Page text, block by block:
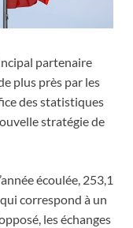
partenaire
plus près par les
des statistiques
stratégie de
écoulée, 253,1
correspond à un
les échanges